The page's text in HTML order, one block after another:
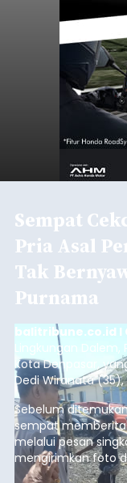
Sempat
Pria Asal
Tak
Purnama
balitribune.co.id I
Lingkungan Dalem,
Kota Denpasar,
Dedi Wiranata
pesisir Pantai
Sebelum
sempat
melalui pesan
mengirimkan foto
istrinya.